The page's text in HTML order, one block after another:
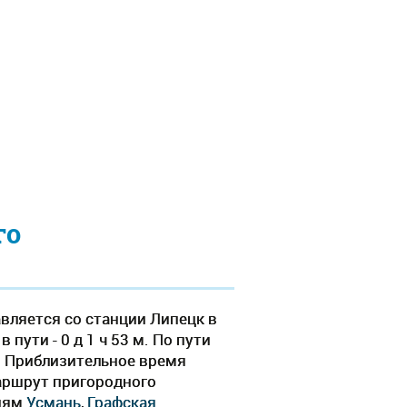
со станции Липецк в
пути - 0 д 1 ч 53 м. По пути
Приблизительное время
пригородного
Усмань, Графская